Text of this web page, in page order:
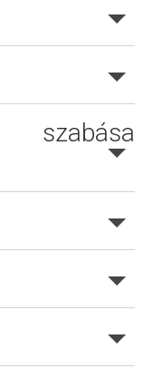
is lehetséges.
szabása